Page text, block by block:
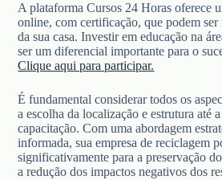
A plataforma Cursos 24 Horas oferece
online, com certificação, que podem
da sua casa. Investir em educação na
ser um diferencial importante para o
Clique aqui para participar.
É fundamental considerar todos os
a escolha da localização e estrutura até
capacitação. Com uma abordagem
informada, sua empresa de reciclagem
significativamente para a preservação
a redução dos impactos negativos dos